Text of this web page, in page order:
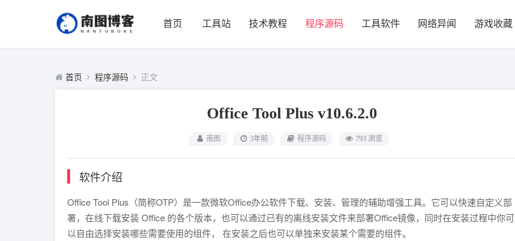
首页 工具站 技术教程 程序源码 工具软件 网络异闻 游戏收藏
首页 程序源码 正文
Office Tool Plus v10.6.2.0
南图 3年前 程序源码 793 浏览
软件介绍
Office Tool Plus（简称OTP）是一款微软Office办公软件下载、安装、管理的辅助增强工具。它可以快速自定义部
署，在线下载安装 Office 的各个版本，也可以通过已有的离线安装文件来部署Office镜像，同时在安装过程中你可
以自由选择安装哪些需要使用的组件， 在安装之后也可以单独来安装某个需要的组件。